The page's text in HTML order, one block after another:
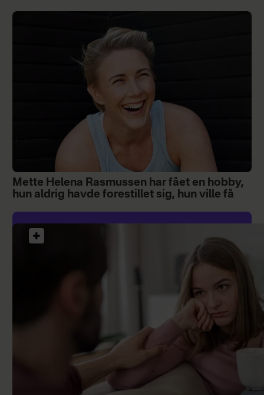
Mette Helena Rasmussen har fået en hobby,
hun aldrig havde forestillet sig, hun ville få